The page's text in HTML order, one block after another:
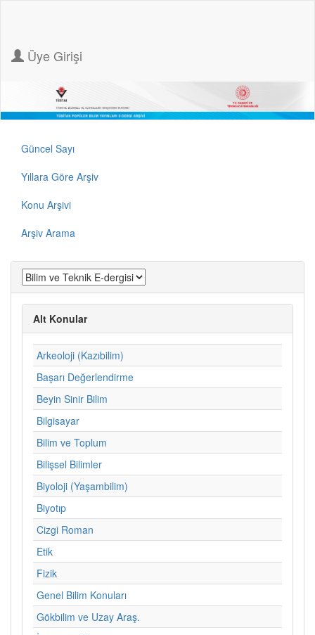
Üye Girişi
Güncel Sayı
Yıllara Göre Arşiv
Konu Arşivi
Arşiv Arama
Alt Konular
Arkeoloji (Kazıbilim)
Başarı Değerlendirme
Beyin Sinir Bilim
Bilgisayar
Bilim ve Toplum
Bilişsel Bilimler
Biyoloji (Yaşambilim)
Biyotıp
Cizgi Roman
Etik
Fizik
Genel Bilim Konuları
Gökbilim ve Uzay Araş.